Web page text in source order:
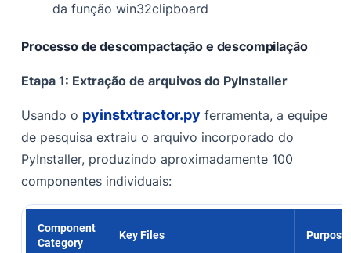
da função win32clipboard
Processo de descompactação e descompilação
Etapa 1: Extração de arquivos do PyInstaller
Usando o pyinstxtractor.py ferramenta, a equipe
de pesquisa extraiu o arquivo incorporado do
PyInstaller, produzindo aproximadamente 100
componentes individuais:
Component
Category
Key Files Purpose